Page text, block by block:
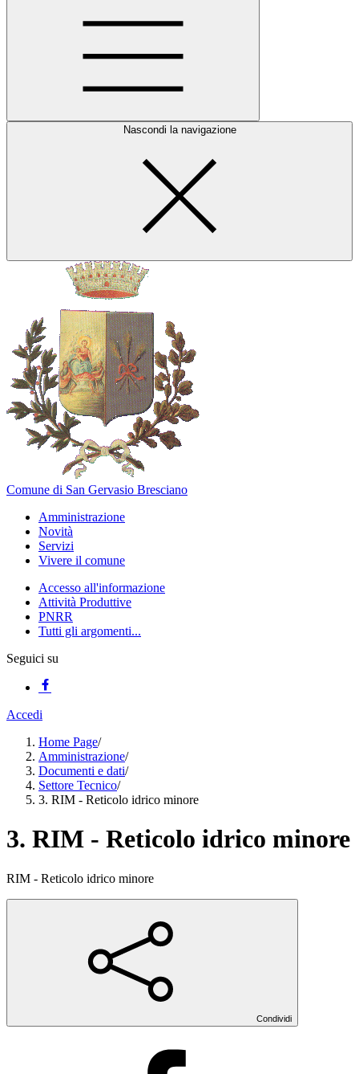
Nascondi la navigazione
Comune di San Gervasio Bresciano
Amministrazione
Novità
Servizi
Vivere il comune
Accesso all'informazione
Attività Produttive
PNRR
Tutti gli argomenti...
Seguici su
Accedi
Home Page/
Amministrazione/
Documenti e dati/
Settore Tecnico/
3. RIM - Reticolo idrico minore
3. RIM - Reticolo idrico minore
RIM - Reticolo idrico minore
Condividi